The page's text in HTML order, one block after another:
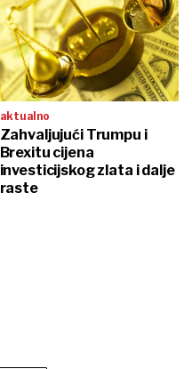
aktualno
Zahvaljujući Trumpu i
Brexitu cijena
investicijskog zlata i dalje
raste